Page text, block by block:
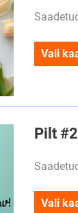
Vali
Pilt
Vali